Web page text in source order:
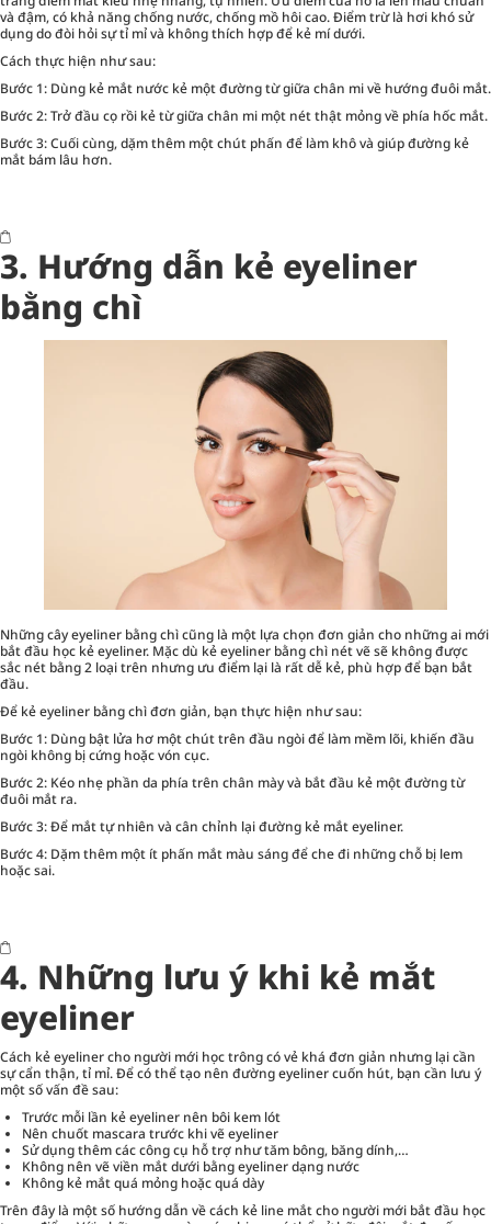
và đậm, có khả năng chống nước, chống mồ hôi cao. Điểm trừ là hơi khó sử
dụng do đòi hỏi sự tỉ mỉ và không thích hợp để kẻ mí dưới.
Cách thực hiện như sau:
Bước 1: Dùng kẻ mắt nước kẻ một đường từ giữa chân mi về hướng đuôi mắt.
Bước 2: Trở đầu cọ rồi kẻ từ giữa chân mi một nét thật mỏng về phía hốc mắt.
Bước 3: Cuối cùng, dặm thêm một chút phấn để làm khô và giúp đường kẻ
mắt bám lâu hơn.
3. Hướng dẫn kẻ eyeliner
bằng chì
Những cây eyeliner bằng chì cũng là một lựa chọn đơn giản cho những ai mới
bắt đầu học kẻ eyeliner. Mặc dù kẻ eyeliner bằng chì nét vẽ sẽ không được
sắc nét bằng 2 loại trên nhưng ưu điểm lại là rất dễ kẻ, phù hợp để bạn bắt
đầu.
Để kẻ eyeliner bằng chì đơn giản, bạn thực hiện như sau:
Bước 1: Dùng bật lửa hơ một chút trên đầu ngòi để làm mềm lõi, khiến đầu
ngòi không bị cứng hoặc vón cục.
Bước 2: Kéo nhẹ phần da phía trên chân mày và bắt đầu kẻ một đường từ
đuôi mắt ra.
Bước 3: Để mắt tự nhiên và cân chỉnh lại đường kẻ mắt eyeliner.
Bước 4: Dặm thêm một ít phấn mắt màu sáng để che đi những chỗ bị lem
hoặc sai.
4. Những lưu ý khi kẻ mắt
eyeliner
Cách kẻ eyeliner cho người mới học trông có vẻ khá đơn giản nhưng lại cần
sự cẩn thận, tỉ mỉ. Để có thể tạo nên đường eyeliner cuốn hút, bạn cần lưu ý
một số vấn đề sau:
Trước mỗi lần kẻ eyeliner nên bôi kem lót
Nên chuốt mascara trước khi vẽ eyeliner
Sử dụng thêm các công cụ hỗ trợ như tăm bông, băng dính,…
Không nên vẽ viền mắt dưới bằng eyeliner dạng nước
Không kẻ mắt quá mỏng hoặc quá dày
Trên đây là một số hướng dẫn về cách kẻ line mắt cho người mới bắt đầu học